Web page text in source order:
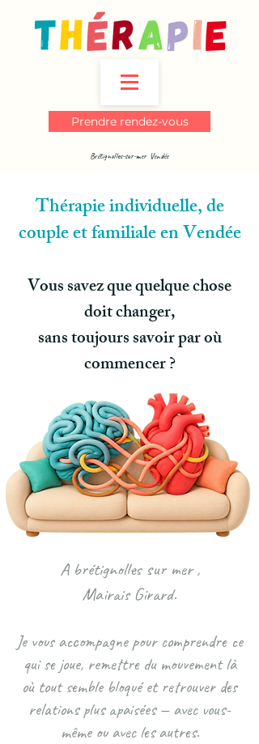
Prendre rendez-vous
Brétignolles-sur-mer Vendée
Thérapie individuelle, de
couple et familiale en Vendée​​
Vous savez que quelque chose
doit changer,
sans toujours savoir par où
commencer ?​
Je vous accompagne pour comprendre ce
qui se joue, remettre du mouvement là
où tout semble bloqué et retrouver des
relations plus apaisées — avec vous-
même ou avec les autres.
A brétignolles sur mer ,
Mairais Girard.